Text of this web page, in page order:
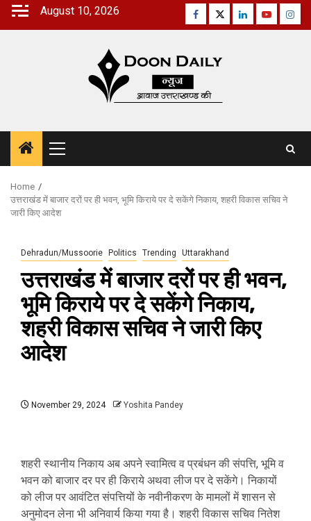
Skip
August 10, 2026 Facebook
TwitterLinkedinYoutube
Primary
Menu
Home
उत्तराखंड में बाजार दरों पर ही भवन, भूमि किराये पर दे सकेंगे निकाय, शहरी विकास सचिव ने
जारी किए आदेश
Dehradun/Mussoorie Politics Trending Uttarakhand
उत्तराखंड में बाजार दरों पर ही भवन,
भूमि किराये पर दे सकेंगे निकाय,
शहरी विकास सचिव ने जारी किए
आदेश
November 29, 2024 Yoshita Pandey
शहरी स्थानीय निकाय अब अपने स्वामित्व व प्रबंधन की संपत्ति, भूमि व
भवन को बाजार दर पर ही किराये अथवा लीज पर दे सकेंगे। निकायों
को लीज पर आवंटित संपत्तियों के नवीनीकरण के मामलों में शासन से
अनुमोदन लेना भी अनिवार्य किया गया है। शहरी विकास सचिव नितेश